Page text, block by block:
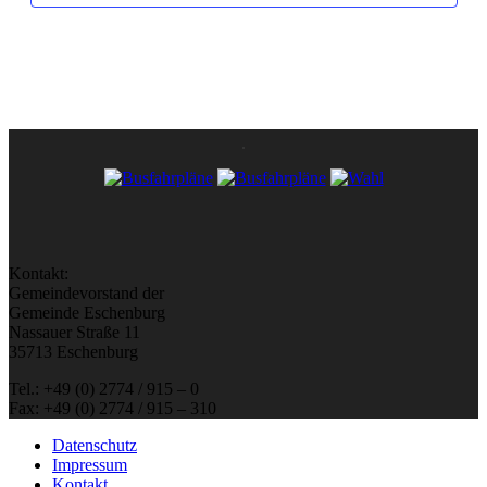
Kontakt:
Gemeindevorstand der
Gemeinde Eschenburg
Nassauer Straße 11
35713 Eschenburg
Tel.: +49 (0) 2774 / 915 – 0
Fax: +49 (0) 2774 / 915 – 310
Datenschutz
Impressum